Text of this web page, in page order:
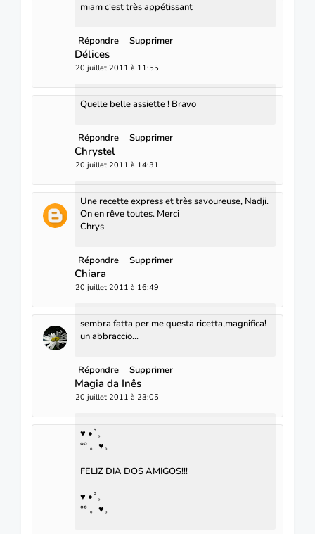
miam c'est très appétissant
Répondre Supprimer
Délices
20 juillet 2011 à 11:55
Quelle belle assiette ! Bravo
Répondre Supprimer
Chrystel
20 juillet 2011 à 14:31
Une recette express et très savoureuse, Nadji.
On en rêve toutes. Merci
Chrys
Répondre Supprimer
Chiara
20 juillet 2011 à 16:49
sembra fatta per me questa ricetta,magnifica!
un abbraccio...
Répondre Supprimer
Magia da Inês
20 juillet 2011 à 23:05
♥ •˚。
°° 。♥。
FELIZ DIA DOS AMIGOS!!!
♥ •˚。
°° 。♥。